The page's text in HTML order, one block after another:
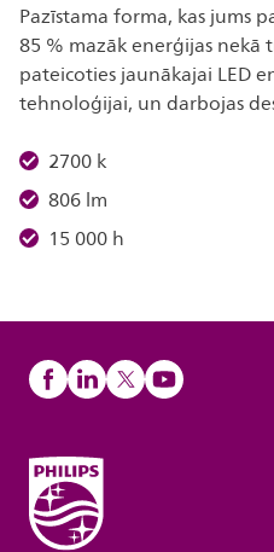
Pazīstama forma, kas jums
85 % mazāk enerģijas nekā
pateicoties jaunākajai LED
tehnoloģijai, un darbojas
2700 k
806 lm
15 000 h